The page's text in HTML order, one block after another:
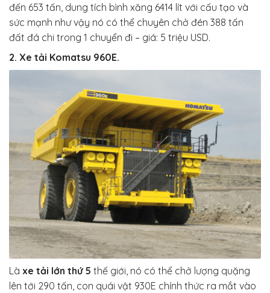
đến 653 tấn, dung tích bình xăng 6414 lít với cấu tạo và
sức mạnh như vậy nó có thể chuyên chở đén 388 tấn
đất đá chi trong 1 chuyển đi – giá: 5 triệu USD.
2. Xe tải Komatsu 960E.
Là xe tải lớn thứ 5 thế giới, nó có thể chở lượng quặng
lên tới 290 tấn, con quái vật 930E chính thức ra mắt vào